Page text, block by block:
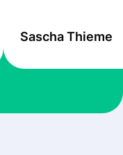
Sascha Thieme